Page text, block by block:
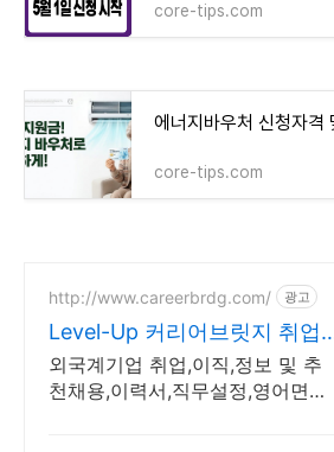
core-tips.com
core-tips.com
http://www.careerbrdg.com/ 광고
Level-Up 커리어브릿지 취업
이직 직무설정
외국계기업 취업,이직,정보 및 추
천채용,이력서,직무설정,영어면접,